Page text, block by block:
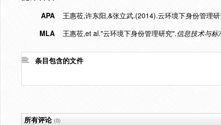
APA
王惠莅,许东阳,&张立武.(2014).云环境下身份管理
MLA
王惠莅,et al."云环境下身份管理研究".信息技术与标
条目包含的文件
所有评论(0)